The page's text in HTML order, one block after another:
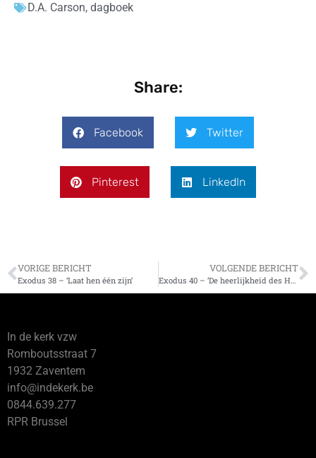
D.A. Carson, dagboek
Share:
Facebook Twitter
Pinterest LinkedIn
VORIGE BERICHT
Exodus 38 – ‘Laat hen één zijn’
VOLGENDE BERICHT
Exodus 40 – ‘De heerlijkheid des HEREN vervulde de tabernakel’
In de kerk vzw
Romboutsstraat 7
1932 Zaventem
info@indekerk.be
0844.639.277
RPR Brussel